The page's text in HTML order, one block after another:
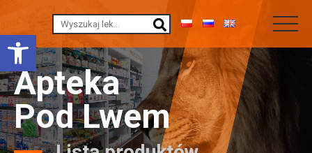
Otwórz pasek narzędzi
Apteka
Pod Lwem